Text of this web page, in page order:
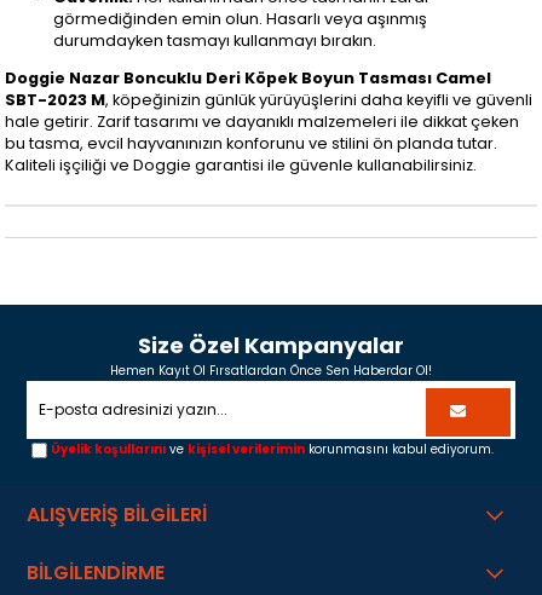
görmediğinden emin olun. Hasarlı veya aşınmış
durumdayken tasmayı kullanmayı bırakın.
Doggie Nazar Boncuklu Deri Köpek Boyun Tasması Camel
SBT-2023 M, köpeğinizin günlük yürüyüşlerini daha keyifli ve güvenli
hale getirir. Zarif tasarımı ve dayanıklı malzemeleri ile dikkat çeken
bu tasma, evcil hayvanınızın konforunu ve stilini ön planda tutar.
Kaliteli işçiliği ve Doggie garantisi ile güvenle kullanabilirsiniz.
Size Özel Kampanyalar
Hemen Kayıt Ol Fırsatlardan Önce Sen Haberdar Ol!
Üyelik koşullarını ve kişisel verilerimin korunmasını kabul ediyorum.
ALIŞVERİŞ BİLGİLERİ
BİLGİLENDİRME